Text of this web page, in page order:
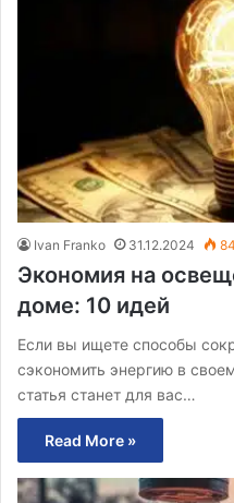
Ivan Franko 31.12.2024
Экономия на
доме: 10 идей
Если вы ищете способы
сэкономить энергию в
статья станет для вас…
Read More »